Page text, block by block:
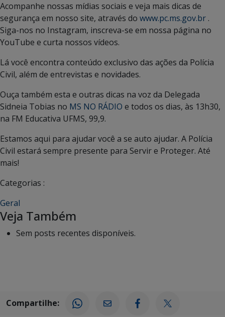
Acompanhe nossas mídias sociais e veja mais dicas de
segurança em nosso site, através do www.pc.ms.gov.br .
Siga-nos no Instagram, inscreva-se em nossa página no
YouTube e curta nossos vídeos.
Lá você encontra conteúdo exclusivo das ações da Polícia
Civil, além de entrevistas e novidades.
Ouça também esta e outras dicas na voz da Delegada
Sidneia Tobias no MS NO RÁDIO e todos os dias, às 13h30,
na FM Educativa UFMS, 99,9.
Estamos aqui para ajudar você a se auto ajudar. A Polícia
Civil estará sempre presente para Servir e Proteger. Até
mais!
Categorias :
Geral
Veja Também
Sem posts recentes disponíveis.
Compartilhe: